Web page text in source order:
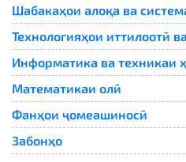
Шабакаҳои алоқа ва
Технологияҳои иттилоотӣ
Информатика ва техникаи
Математикаи олӣ
Фанҳои ҷомеашиносӣ
Забонҳо